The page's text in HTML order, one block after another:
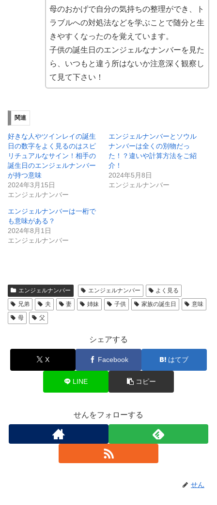
母のおかげで自分の気持ちの整理ができ、ト
ラブルへの対処法などを学ぶことで随分と生
きやすくなったのを覚えています。
子供の誕生日のエンジェルなナンバーを見た
ら、いつもと違う所はないか注意深く観察し
て見て下さい！
関連
好きな人やツインレイの誕生
日の数字をよく見るのはスピ
リチュアルなサイン！相手の
誕生日のエンジェルナンバー
が持つ意味
2024年3月15日
エンジェルナンバー
エンジェルナンバーとソウル
ナンバーは全くの別物だっ
た！？違いや計算方法をご紹
介！
2024年5月8日
エンジェルナンバー
エンジェルナンバーは一桁で
も意味がある？
2024年8月1日
エンジェルナンバー
エンジェルナンバー エンジェルナンバー
よく見る
兄弟
夫 妻 姉妹 子供 家族の誕生日
意味
母
父
シェアする
X Facebook はてブ
LINE コピー
せんをフォローする
せん